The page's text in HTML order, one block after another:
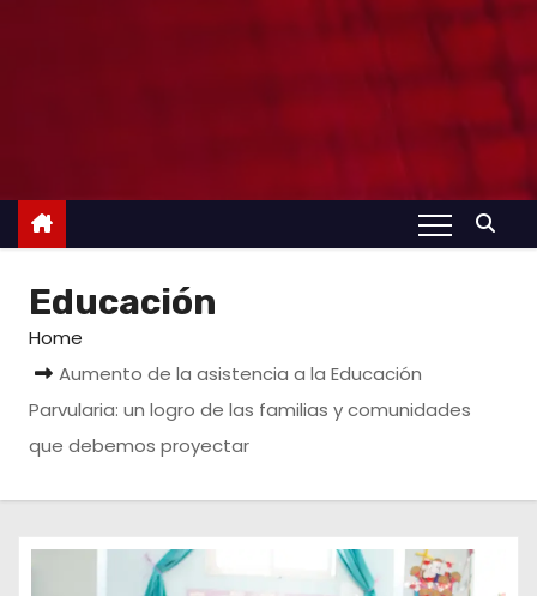
Educación
Home
Aumento de la asistencia a la Educación
Parvularia: un logro de las familias y comunidades
que debemos proyectar